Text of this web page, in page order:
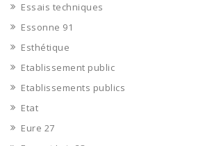
Essais techniques
Essonne 91
Esthétique
Etablissement public
Etablissements publics
Etat
Eure 27